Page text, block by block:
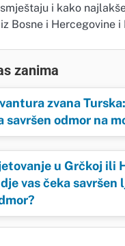
i kako
Bosne i Hercegovine i
zanima
zvana
savršen odmor na
u Grčkoj ili
vas čeka savršen